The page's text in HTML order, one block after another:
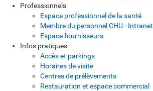
Professionnels
Espace professionnel de la santé
Membre du personnel CHU - Intranet
Espace fournisseurs
Infos pratiques
Accès et parkings
Horaires de visite
Centres de prélèvements
Restauration et espace commercial